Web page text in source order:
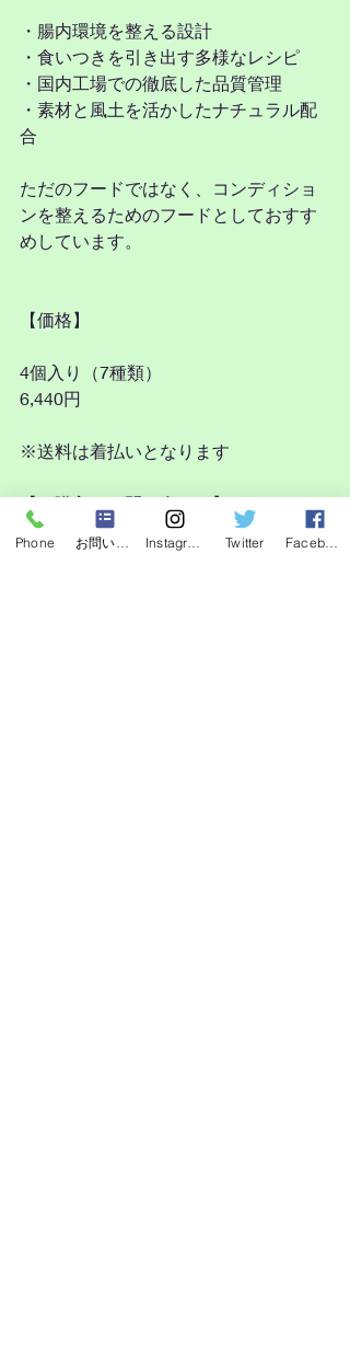
・腸内環境を整える設計
・食いつきを引き出す多様なレシピ
・国内工場での徹底した品質管理
・素材と風土を活かしたナチュラル配
合
ただのフードではなく、コンディショ
ンを整えるためのフードとしておすす
めしています。
【価格】
4個入り（7種類）
6,440円
※送料は着払いとなります
【ご購入・お問い合わせ】
ご購入をご希望の方は、
Phone Twitter